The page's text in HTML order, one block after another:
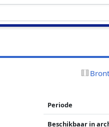
Periode
Beschikbaar in